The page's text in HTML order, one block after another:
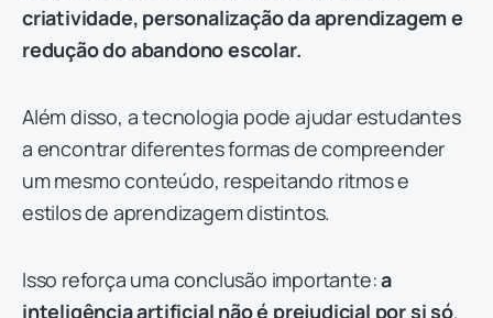
criatividade, personalização da aprendizagem e
redução do abandono escolar.
Além disso, a tecnologia pode ajudar estudantes
a encontrar diferentes formas de compreender
um mesmo conteúdo, respeitando ritmos e
estilos de aprendizagem distintos.
Isso reforça uma conclusão importante:a
inteligência artificial não é prejudicial por si só.